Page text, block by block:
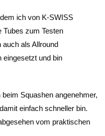
ich von K-SWISS
Tubes zum Testen
auch als Allround
eingesetzt und bin
Squashen angenehmer,
einfach schneller bin.
vom praktischen